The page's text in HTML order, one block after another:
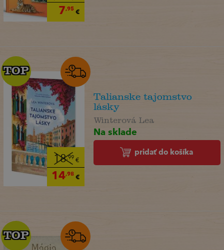
7,95€
18,99 €
14,98€
TOP
TOP
Talianske tajomstvo
lásky
Winterová Lea
Na sklade
pridať do košíka
TOP
TOP